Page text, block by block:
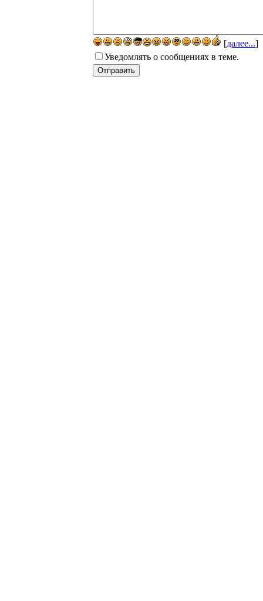
[далее...]
Уведомлять о сообщениях в теме.